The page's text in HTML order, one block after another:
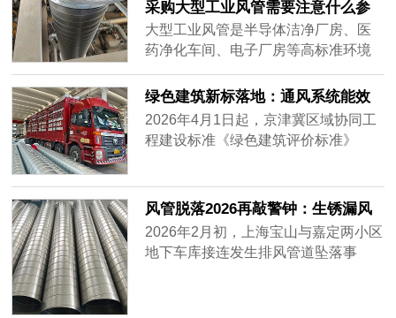
显重了不少，而且不会扁，侧弯幅度
很小，说明风管厚实，强度大抗压能
力强，使用寿命肯定很长。
采购大型工业风管需要注意什么参
数？——2026年主流通风设备供应
商对比分析
大型工业风管是半导体洁净厂房、医
药净化车间、电子厂房等高标准环境
的核心基础设施。采购时不仅需要关
注材质、厚度、密封性等硬性参数，
还要评估供应商的加工精度、交付周
期及全流程服务能力。很多用户在搜
护成本。本文将从加工精度、材质适
配、交付保障三个维度，对比市场主
流供应商——宏达风管、安达通风以
绿色建筑新标落地：通风系统能效
纳入强制指标，风管行业迎低碳转
型
2026年4月1日起，京津冀区域协同工
程建设标准《绿色建筑评价标准》
节，通风系统能效指标从推荐性要求
升级为强制评价内容，新建建筑通风
系统能效上限值较2020版标准收紧约
18%。
风管脱落2026再敲警钟：生锈漏风
别等砸下来再换
2026年2月初，上海宝山与嘉定两小区
地下车库接连发生排风管道坠落事